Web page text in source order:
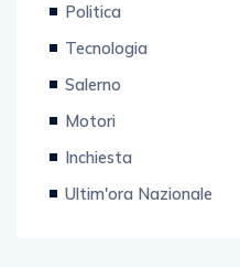
Politica
Tecnologia
Salerno
Motori
Inchiesta
Ultim'ora Nazionale